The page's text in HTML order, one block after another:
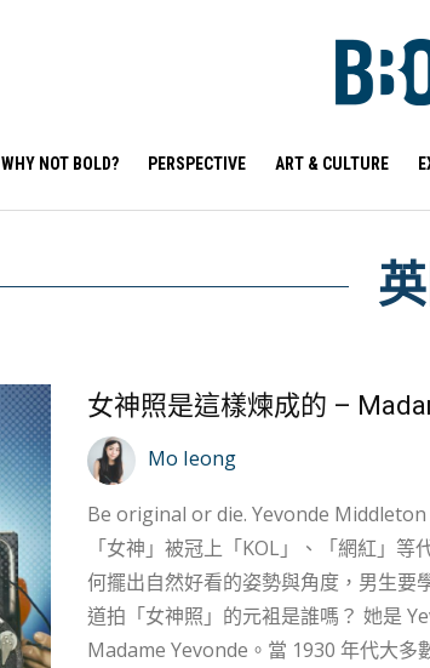
WHY NOT BOLD? PERSPECTIVE ART & CULTURE
女神照是這樣煉成的 –
Mo Ieong
Be original or die. Yevonde Middleton 「女神」是歷久不衰的，她是完美的象徵、一切高潔美好的化身。換了個年代，
「女神」被冠上「KOL」、「網紅」
何擺出自然好看的姿勢與角度，男生要
道拍「女神照」的元袓是誰嗎？ 她是 Yevonde Middleto，有人說她是一個古怪的藝術家，但行內大家都尊稱她為
Madame Yevonde。當 1930 年代大多